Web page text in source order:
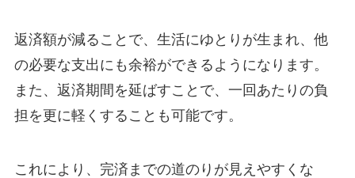
返済額が減ることで、生活にゆとりが生まれ、他
の必要な支出にも余裕ができるようになります。
また、返済期間を延ばすことで、一回あたりの負
担を更に軽くすることも可能です。
これにより、完済までの道のりが見えやすくな